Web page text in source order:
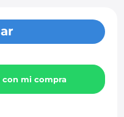
con mi compra